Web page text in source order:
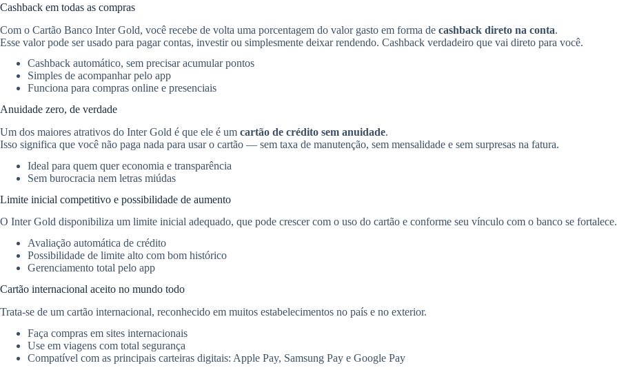
Cashback em todas as compras
Com o Cartão Banco Inter Gold, você recebe de volta uma porcentagem do valor gasto em forma de cashback direto na conta.
Esse valor pode ser usado para pagar contas, investir ou simplesmente deixar rendendo. Cashback verdadeiro que vai direto para você.
Cashback automático, sem precisar acumular pontos
Simples de acompanhar pelo app
Funciona para compras online e presenciais
Anuidade zero, de verdade
Um dos maiores atrativos do Inter Gold é que ele é um cartão de crédito sem anuidade.
Isso significa que você não paga nada para usar o cartão — sem taxa de manutenção, sem mensalidade e sem surpresas na fatura.
Ideal para quem quer economia e transparência
Sem burocracia nem letras miúdas
Limite inicial competitivo e possibilidade de aumento
O Inter Gold disponibiliza um limite inicial adequado, que pode crescer com o uso do cartão e conforme seu vínculo com o banco se fortalece.
Avaliação automática de crédito
Possibilidade de limite alto com bom histórico
Gerenciamento total pelo app
Cartão internacional aceito no mundo todo
Trata-se de um cartão internacional, reconhecido em muitos estabelecimentos no país e no exterior.
Faça compras em sites internacionais
Use em viagens com total segurança
Compatível com as principais carteiras digitais: Apple Pay, Samsung Pay e Google Pay